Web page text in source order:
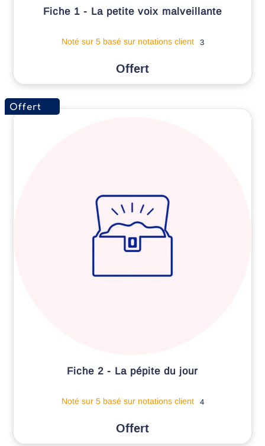
Fiche 1 - La petite voix malveillante
Noté sur 5 basé sur notations client 3
Offert
Fiche 2 - La pépite du jour
Noté sur 5 basé sur notations client 4